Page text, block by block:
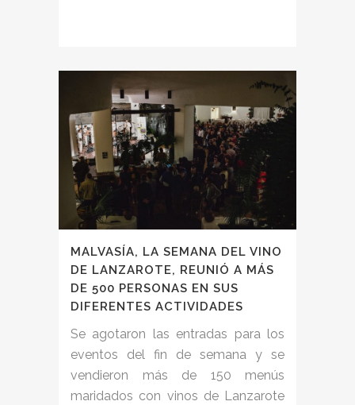
MALVASÍA, LA SEMANA DEL VINO
DE LANZAROTE, REUNIÓ A MÁS
DE 500 PERSONAS EN SUS
DIFERENTES ACTIVIDADES
Se agotaron las entradas para los
eventos del fin de semana y se
vendieron más de 150 menús
maridados con vinos de Lanzarote